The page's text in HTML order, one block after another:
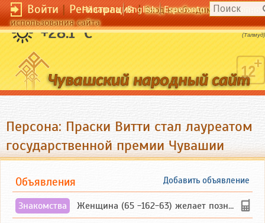
Войти|Регистрация|Вход необходим для
использования сайта
Чӑвашла English Esperanto
+28.1 °C Плати добром за зло.
(Талмуд)
Персона: Праски Витти стал лауреатом
государственной премии Чувашии
Добавить объявление
Объявления
Знакомства Женщина (65 -162-63) желает познакомиться с одиноким, добродушным, без вредных ...